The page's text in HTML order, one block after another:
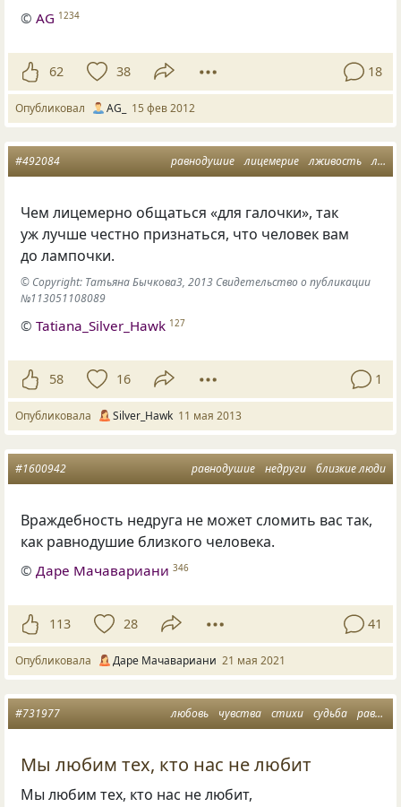
©AG 1234
62 38 18
Опубликовал AG_ 15 фев 2012
равнодушие лицемерие лживость лжедружба
#492084
Чем лицемерно общаться «для галочки», так
уж лучше честно признаться, что человек вам
до лампочки.
© Copyright: Татьяна Бычкова3, 2013 Свидетельство о публикации
№113051108089
©Tatiana_Silver_Hawk 127
58 16 1
Опубликовала Silver_Hawk 11 мая 2013
равнодушие недруги близкие люди
#1600942
Враждебность недруга не может сломить вас так,
как равнодушие близкого человека.
©Даре Мачавариани 346
113 28 41
Опубликовала Даре Мачавариани 21 мая 2021
любовь чувства стихи судьба равнодушие
#731977
Мы любим тех, кто нас не любит
Мы любим тех, кто нас не любит,